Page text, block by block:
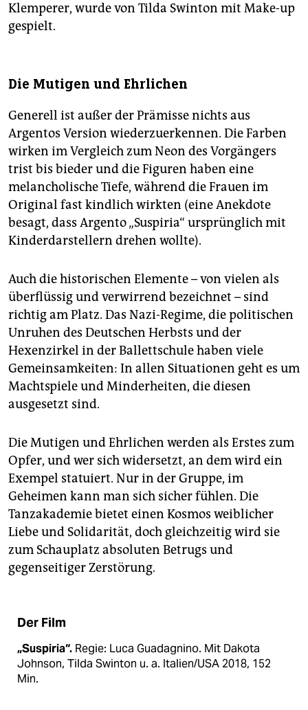
Klemperer, wurde von Tilda Swinton mit Make-up
gespielt.
Die Mutigen und Ehrlichen
Generell ist außer der ­Prämisse nichts aus
Argentos Version wiederzuerkennen. Die Farben
wirken im Vergleich zum Neon des Vorgängers
trist bis bieder und die Figuren haben eine
melancholische Tiefe, während die Frauen im
Original fast kindlich wirkten (eine Anekdote
besagt, dass Argento „Suspiria“ ursprünglich mit
Kinderdarstellern drehen wollte).
Auch die historischen Elemente – von vielen als
überflüssig und verwirrend bezeichnet – sind
richtig am Platz. Das Nazi-Regime, die politischen
Unruhen des Deutschen Herbsts und der
Hexenzirkel in der Ballettschule haben viele
Gemeinsamkeiten: In allen Situationen geht es um
Machtspiele und Minderheiten, die diesen
ausgesetzt sind.
Die Mutigen und Ehrlichen werden als Erstes zum
Opfer, und wer sich widersetzt, an dem wird ein
Exempel statuiert. Nur in der Gruppe, im
Geheimen kann man sich sicher fühlen. Die
Tanzakademie bietet einen Kosmos weiblicher
Liebe und Solidarität, doch gleichzeitig wird sie
zum Schauplatz absoluten Betrugs und
gegenseitiger Zerstörung.
Der Film
„Suspiria“. Regie: Luca Guadagnino. Mit Dakota
Johnson, Tilda Swinton u. a. Italien/USA 2018, 152
Min.